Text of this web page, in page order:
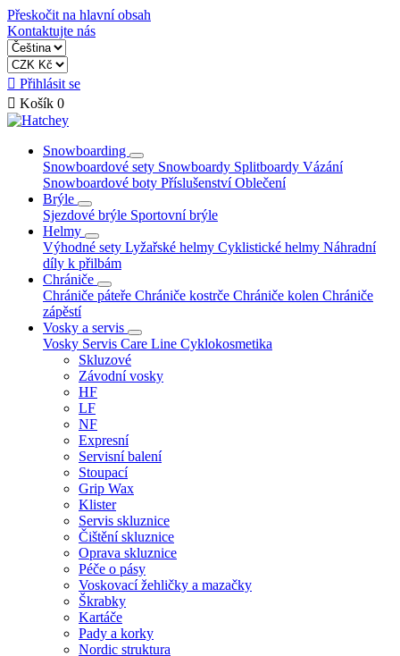
Přeskočit na hlavní obsah
Kontaktujte nás
 Přihlásit se
 Košík 0
Snowboarding
Snowboardové sety Snowboardy Splitboardy Vázání
Snowboardové boty PříslušenstvíOblečení
Brýle
Sjezdové brýle Sportovní brýle
Helmy
Výhodné sety Lyžařské helmy Cyklistické helmy Náhradní
díly k přilbám
Chrániče
Chrániče páteře Chrániče kostrče Chrániče kolen Chrániče
zápěstí
Vosky a servis
Vosky Servis Care Line Cyklokosmetika
Skluzové
Závodní vosky
HF
LF
NF
Expresní
Servisní balení
Stoupací
Grip Wax
Klister
Servis skluznice
Čištění skluznice
Oprava skluznice
Péče o pásy
Voskovací žehličky a mazačky
Škrabky
Kartáče
Pady a korky
Nordic struktura